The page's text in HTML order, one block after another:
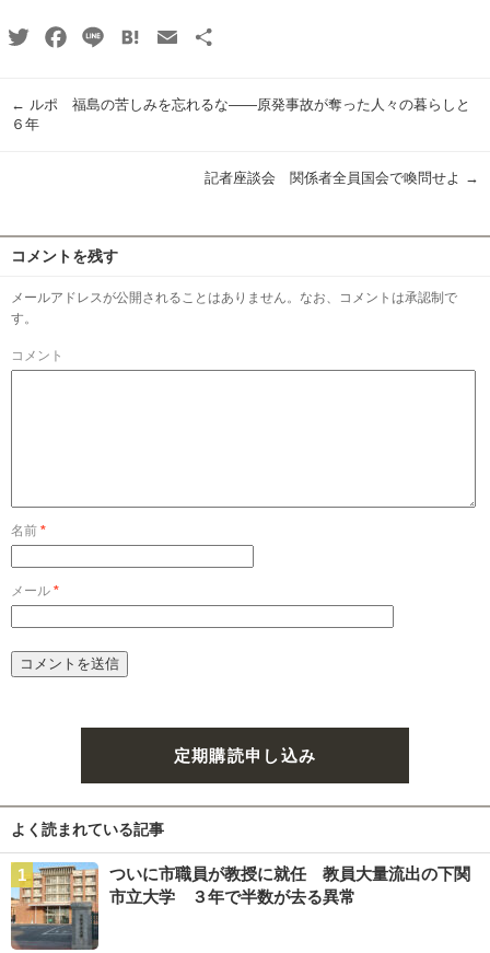
TwitterFacebook
Line HatenaEmail
← ルポ 福島の苦しみを忘れるな――原発事故が奪った人々の暮らしと
６年
記者座談会 関係者全員国会で喚問せよ →
コメントを残す
メールアドレスが公開されることはありません。なお、コメントは承認制で
す。
コメント
名前 *
メール *
定期購読申し込み
よく読まれている記事
ついに市職員が教授に就任 教員大量流出の下関
市立大学 ３年で半数が去る異常